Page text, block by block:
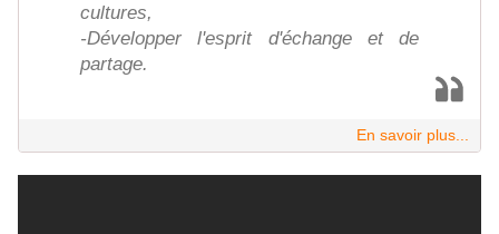
cultures,
-Développer l'esprit d'échange et de
partage.
En savoir plus...